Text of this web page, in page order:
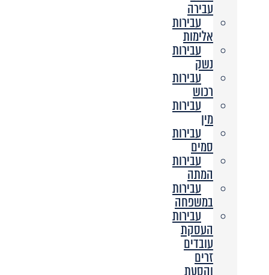
עבירה
עבירות
אלימות
עבירות
נשק
עבירות
רכוש
עבירות
מין
עבירות
סמים
עבירות
המתה
עבירות
במשפחה
עבירות
העסקת
עובדים
זרים